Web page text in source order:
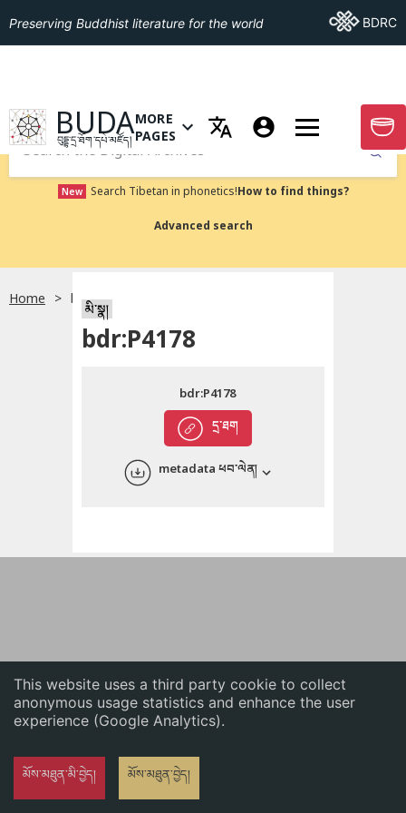
This website uses a third party cookie to collect
anonymous usage statistics and enhance the user
experience (Google Analytics).
མོས་མཐུན་མི་བྱེད། མོས་མཐུན་བྱེད།
English
Preserving Buddhist literature for the world Go ToBDRC
GO TO HOMEPAGE
BUDA
བུདྡྷ་དྲ་ཐོག་དཔེ་མཛོད།
OPEN MENU OF MORE PAGES
MORE
PAGES
GO
Submit
New Search Tibetan in phonetics!How to find things?
Advanced search
Home bdr:P4178
མི་སྣ།
bdr:P4178
དྲ་ཐག
bdr:P4178
metadata ཕབ་ལེན།